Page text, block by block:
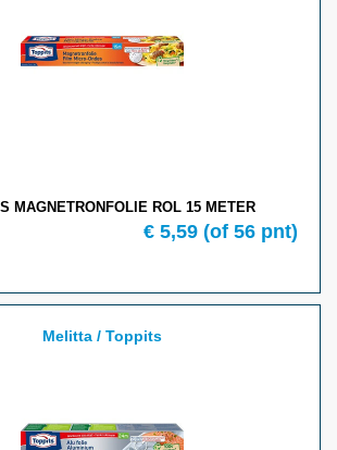
MAGNETRONFOLIE ROL 15 METER
€ 5,59 (of 56 pnt)
Melitta / Toppits